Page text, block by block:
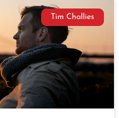
Tim Challies